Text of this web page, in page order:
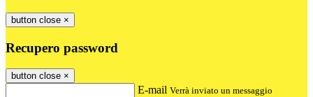
button close ×
Recupero password
button close ×
E-mail Verrà inviato un messaggio